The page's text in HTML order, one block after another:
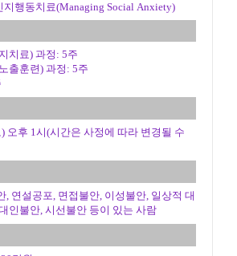
지행동치료(Managing Social Anxiety)
치료) 과정: 5주
출훈련) 과정: 5주
오후 1시(시간은 사정에 따라 변경될 수
, 연설공포, 면접불안, 이성불안, 일상적 대
인불안, 시선불안 등이 있는 사람